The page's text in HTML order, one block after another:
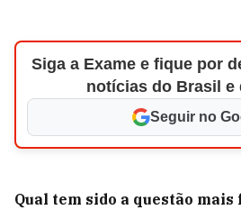
Siga a Exame e fique por
notícias do Brasil e
Seguir no
Qual tem sido a questão